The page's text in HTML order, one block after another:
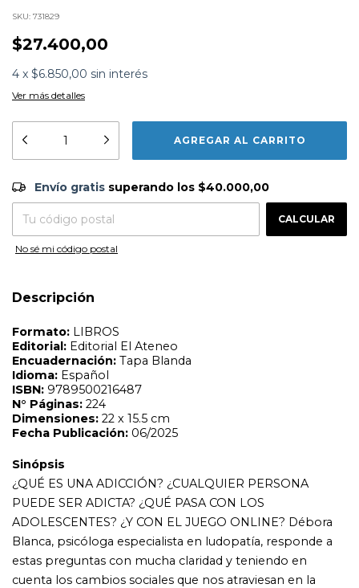
SKU: 731829
$27.400,00
4 x $6.850,00 sin interés
Ver más detalles
Envío gratis $40.000,00
Entregas para el CP: CAMBIAR CP
Envío gratis superando los $40.000,00
CALCULAR
No sé mi código postal
Descripción
Formato:
LIBROS
Editorial:Editorial El Ateneo
Idioma:
Español
ISBN:9789500216487
N°Páginas:224
Dimensiones:22 x 15.5 cm
Fecha Publicación:
Sinópsis
ADOLESCENTES? ¿Y CON EL JUEGO ONLINE? Débora
estas preguntas con mucha claridad y teniendo en
cuenta los cambios sociales que nos atraviesan en la
actualidad. Profundiza sobre los distintos tratamientos
que existen y cómo podemos llevarlos adelante, además
de facilitarnos una lista de indicadores para tratar de
responder la pregunta clave: ¿cuándo el juego se vuelve
un problema?